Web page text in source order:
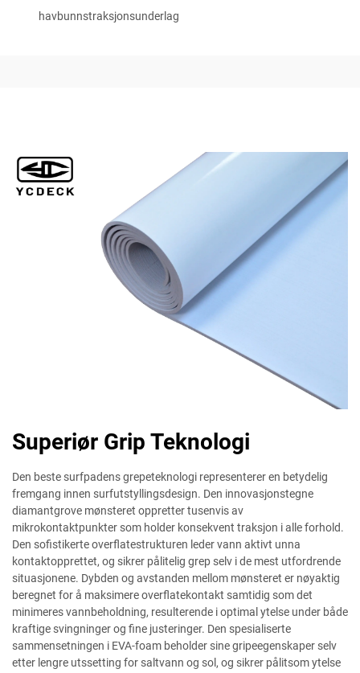
havbunnstraksjonsunderlag
Superiør Grip Teknologi
Den beste surfpadens grepeteknologi representerer en betydelig
fremgang innen surfutstyllingsdesign. Den innovasjonstegne
diamantgrove mønsteret oppretter tusenvis av
mikrokontaktpunkter som holder konsekvent traksjon i alle forhold.
Den sofistikerte overflatestrukturen leder vann aktivt unna
kontaktopprettet, og sikrer pålitelig grep selv i de mest utfordrende
situasjonene. Dybden og avstanden mellom mønsteret er nøyaktig
beregnet for å maksimere overflatekontakt samtidig som det
minimeres vannbeholdning, resulterende i optimal ytelse under både
kraftige svingninger og fine justeringer. Den spesialiserte
sammensetningen i EVA-foam beholder sine gripeegenskaper selv
etter lengre utssetting for saltvann og sol, og sikrer pålitsom ytelse